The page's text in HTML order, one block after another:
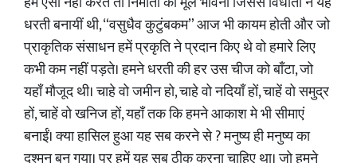
धरती बनायीं थी, “वसुधैव कुटुंबकम” आज भी कायम होती और जो
प्राकृतिक संसाधन हमें प्रकृति ने प्रदान किए थे वो हमारे लिए
कभी कम नहीं पड़ते। हमने धरती की हर उस चीज को बाँटा, जो
यहाँ मौजूद थी। चाहे वो जमीन हो, चाहे वो नदियाँ हों, चाहें वो समुद्र
हों, चाहें वो खनिज हों, यहाँ तक कि हमने आकाश मे भी सीमाएं
बनाईं। क्या हासिल हुआ यह सब करने से ? मनुष्य ही मनुष्य का